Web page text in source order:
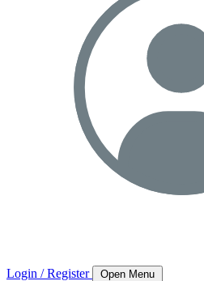
Login / Register Open Menu